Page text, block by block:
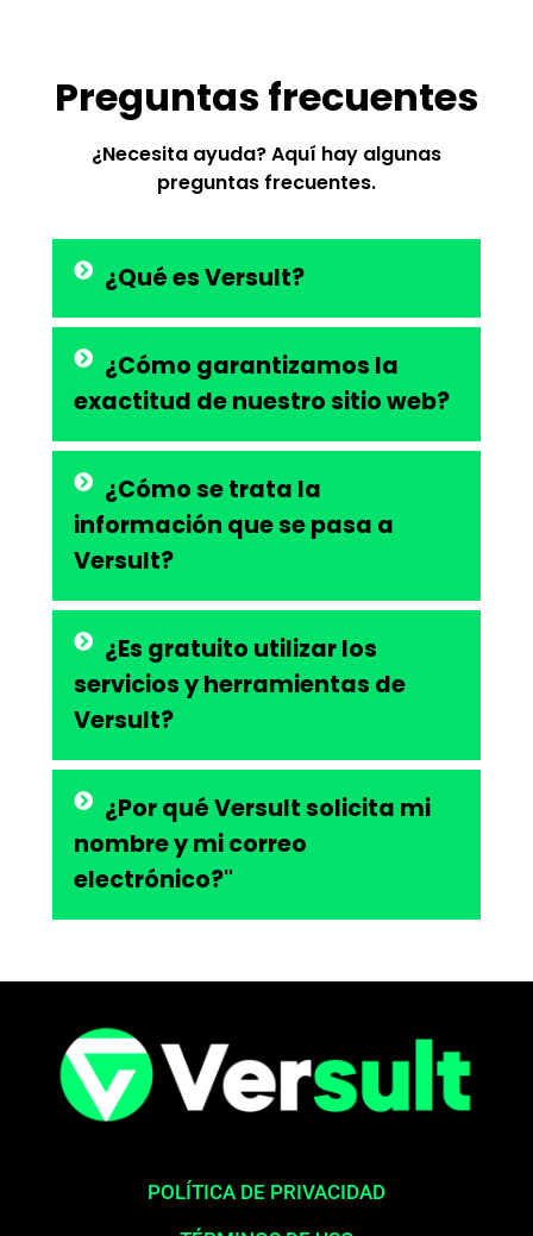
Preguntas frecuentes
¿Necesita ayuda? Aquí hay algunas
preguntas frecuentes.
¿Qué es Versult?
¿Cómo garantizamos la
exactitud de nuestro sitio web?
¿Cómo se trata la
información que se pasa a
Versult?
¿Es gratuito utilizar los
servicios y herramientas de
Versult?
¿Por qué Versult solicita mi
nombre y mi correo
electrónico?"
POLÍTICA DE PRIVACIDAD